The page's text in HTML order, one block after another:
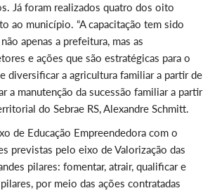
Já foram realizados quatro dos oito
ao município. “A capacitação tem sido
apenas a prefeitura, mas as
e ações que são estratégicas para o
diversificar a agricultura familiar a partir de
a manutenção da sucessão familiar a partir
do Sebrae RS, Alexandre Schmitt.
de Educação Empreendedora com o
previstas pelo eixo de Valorização das
pilares: fomentar, atrair, qualificar e
por meio das ações contratadas